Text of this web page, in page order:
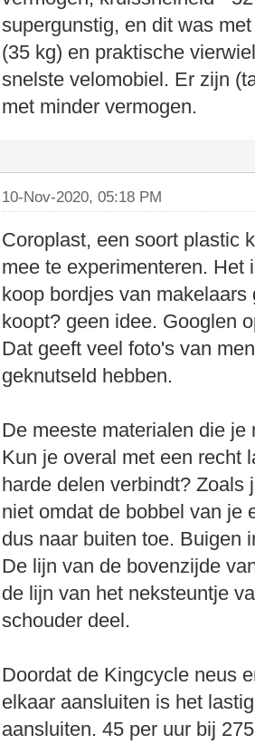
supergunstig, en dit was
(35 kg) en praktische
snelste velomobiel. Er zijn
met minder vermogen.
10-Nov-2020, 05:18 PM
Coroplast, een soort plastic
mee te experimenteren. Het
koop bordjes van
koopt? geen idee. Googlen
Dat geeft veel foto's van
geknutseld hebben.
De meeste materialen die
Kun je overal met een recht
harde delen verbindt?
niet omdat de bobbel van je
dus naar buiten toe. Buigen
De lijn van de bovenzijde
de lijn van het neksteuntje
schouder deel.
Doordat de Kingcycle neus
elkaar aansluiten is het
aansluiten. 45 per uur bij